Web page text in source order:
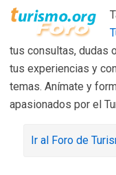
tus consultas, dudas
tus experiencias y
temas. Anímate y
apasionados por el
Ir al Foro de